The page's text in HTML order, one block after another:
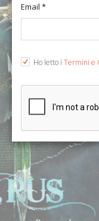
Email *
Ho letto i Termini e